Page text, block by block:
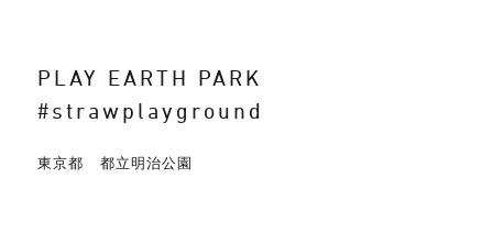
PLAY EARTH PARK
#strawplayground
東京都 都立明治公園